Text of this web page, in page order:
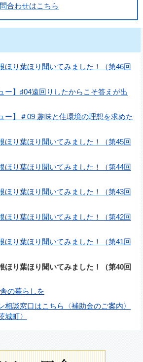
合わせはこちら
ほり葉ほり聞いてみました！（第46回
ー】♯04遠回りしたからこそ答えが出
ー】＃09 趣味と住環境の理想を求めた
ほり葉ほり聞いてみました！（第45回
ほり葉ほり聞いてみました！（第44回
ほり葉ほり聞いてみました！（第43回
ほり葉ほり聞いてみました！（第42回
ほり葉ほり聞いてみました！（第41回
ほり葉ほり聞いてみました！（第40回
の暮らしを
相談窓口はこちら〈補助金のご案内〉
城町〉